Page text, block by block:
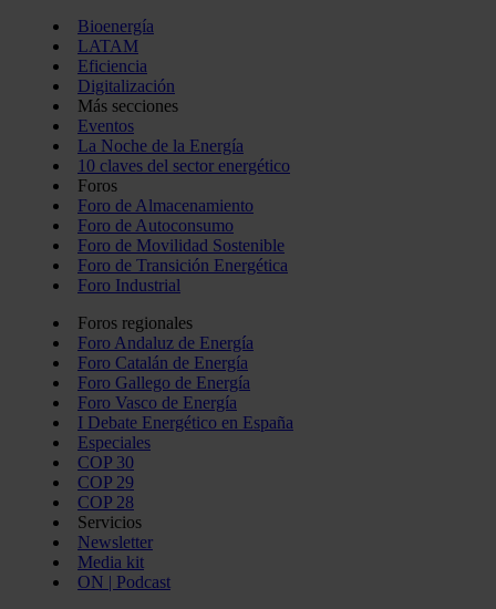
Bioenergía
LATAM
Eficiencia
Digitalización
Más secciones
Eventos
La Noche de la Energía
10 claves del sector energético
Foros
Foro de Almacenamiento
Foro de Autoconsumo
Foro de Movilidad Sostenible
Foro de Transición Energética
Foro Industrial
Foros regionales
Foro Andaluz de Energía
Foro Catalán de Energía
Foro Gallego de Energía
Foro Vasco de Energía
I Debate Energético en España
Especiales
COP 30
COP 29
COP 28
Servicios
Newsletter
Media kit
ON | Podcast